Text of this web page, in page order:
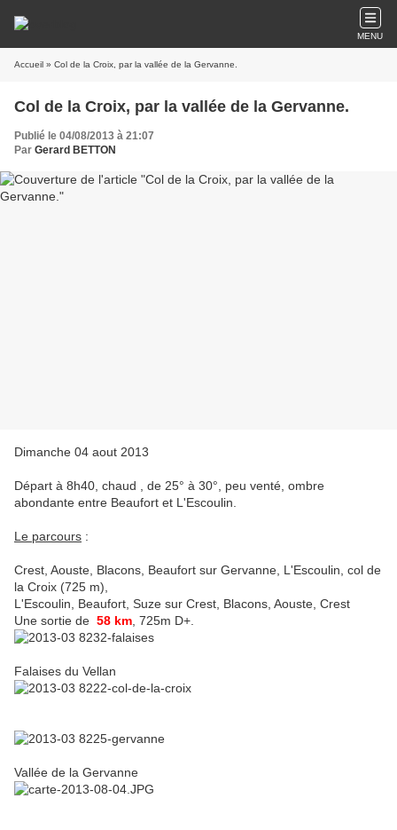
MENU
Accueil » Col de la Croix, par la vallée de la Gervanne.
Col de la Croix, par la vallée de la Gervanne.
Publié le 04/08/2013 à 21:07
Par Gerard BETTON
Dimanche 04 aout 2013
Départ à 8h40, chaud , de 25° à 30°, peu venté, ombre
abondante entre Beaufort et L'Escoulin.
Le parcours :
Crest, Aouste, Blacons, Beaufort sur Gervanne, L'Escoulin, col de
la Croix (725 m),
L'Escoulin, Beaufort, Suze sur Crest, Blacons, Aouste, Crest
Une sortie de 58 km , 725m D+.
Falaises du Vellan
Vallée de la Gervanne